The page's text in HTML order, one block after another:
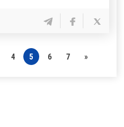
4 5 6 7 »